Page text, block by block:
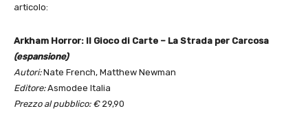
articolo:
Arkham Horror: Il Gioco di Carte – La Strada per Carcosa
(espansione)
Autori:Nate French, Matthew Newman
Editore:Asmodee Italia
Prezzo al pubblico: € 29,90